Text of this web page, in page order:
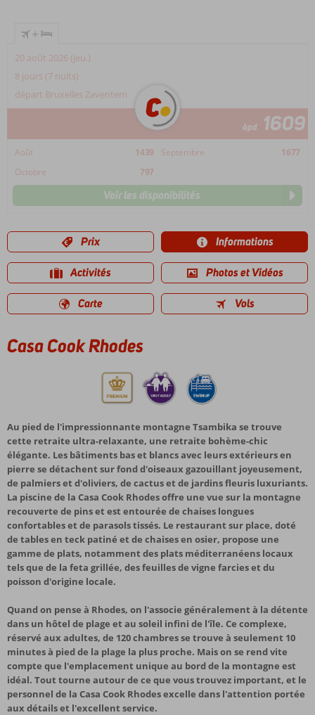
+
20 août 2026 (jeu.)
8 jours (7 nuits)
départ Bruxelles Zaventem
àpd 1609
Août 1439 Septembre
1677
Octobre
797
Voir les disponibilités
Prix Informations
Activités Photos et Vidéos
Carte Vols
Casa Cook Rhodes
Au pied de l'impressionnante montagne Tsambika se trouve
cette retraite ultra-relaxante, une retraite bohème-chic
élégante. Les bâtiments bas et blancs avec leurs extérieurs en
pierre se détachent sur fond d'oiseaux gazouillant joyeusement,
de palmiers et d'oliviers, de cactus et de jardins fleuris luxuriants.
La piscine de la Casa Cook Rhodes offre une vue sur la montagne
recouverte de pins et est entourée de chaises longues
confortables et de parasols tissés. Le restaurant sur place, doté
de tables en teck patiné et de chaises en osier, propose une
gamme de plats, notamment des plats méditerranéens locaux
tels que de la feta grillée, des feuilles de vigne farcies et du
poisson d'origine locale.
Quand on pense à Rhodes, on l'associe généralement à la détente
dans un hôtel de plage et au soleil infini de l'île. Ce complexe,
réservé aux adultes, de 120 chambres se trouve à seulement 10
minutes à pied de la plage la plus proche. Mais on se rend vite
compte que l'emplacement unique au bord de la montagne est
idéal. Tout tourne autour de ce que vous trouvez important, et le
personnel de la Casa Cook Rhodes excelle dans l'attention portée
aux détails et l'excellent service.